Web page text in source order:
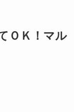
ＯＫ！マル